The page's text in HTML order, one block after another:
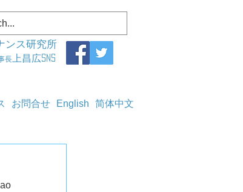
ンス研究所
長 上昌広SNS
お問合せ English 简体中文